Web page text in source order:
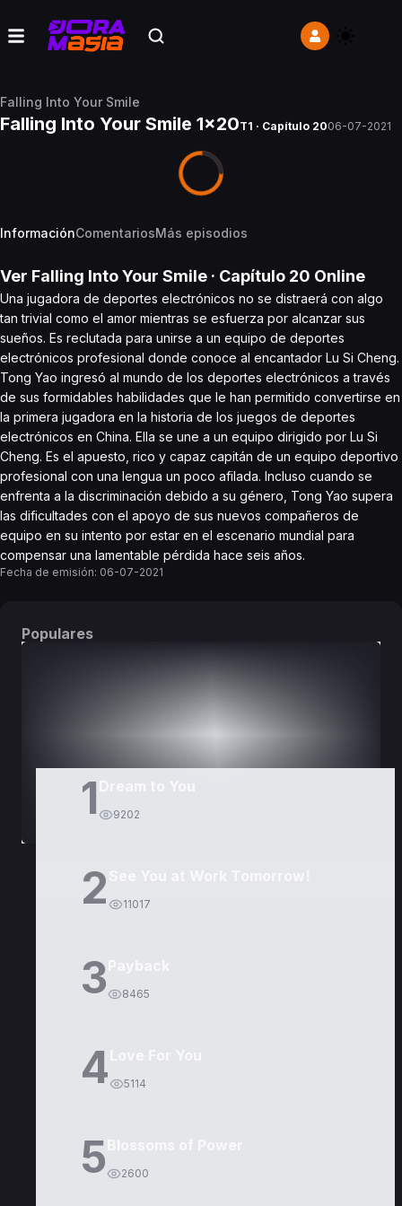
Falling Into Your Smile
Falling Into Your Smile 1x20T1 · Capítulo 2006-07-2021
InformaciónComentariosMás episodios
Ver Falling Into Your Smile · Capítulo 20 Online
Una jugadora de deportes electrónicos no se distraerá con algo
tan trivial como el amor mientras se esfuerza por alcanzar sus
sueños. Es reclutada para unirse a un equipo de deportes
electrónicos profesional donde conoce al encantador Lu Si Cheng.
Tong Yao ingresó al mundo de los deportes electrónicos a través
de sus formidables habilidades que le han permitido convertirse en
la primera jugadora en la historia de los juegos de deportes
electrónicos en China. Ella se une a un equipo dirigido por Lu Si
Cheng. Es el apuesto, rico y capaz capitán de un equipo deportivo
profesional con una lengua un poco afilada. Incluso cuando se
enfrenta a la discriminación debido a su género, Tong Yao supera
las dificultades con el apoyo de sus nuevos compañeros de
equipo en su intento por estar en el escenario mundial para
compensar una lamentable pérdida hace seis años.
Fecha de emisión: 06-07-2021
Populares
1 9202
2 11017
3 8465
4 5114
5 2600